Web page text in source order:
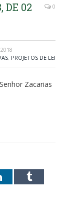
DE 02
0
, PROJETOS DE LEI
Zacarias
LinkedInTumblr